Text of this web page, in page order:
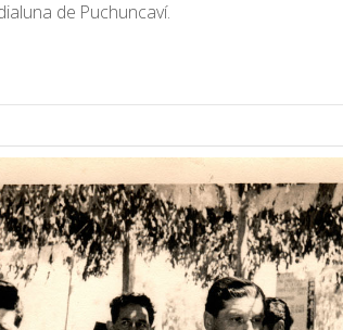
de Puchuncaví.